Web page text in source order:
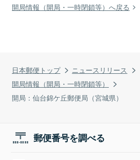
日本郵便トップ
ニュースリリース
開局情報（開局・一時閉鎖等）
開局：仙台錦ケ丘郵便局（宮城県）
開局情報（開局・一時閉鎖等）へ戻る
郵便番号を調べる